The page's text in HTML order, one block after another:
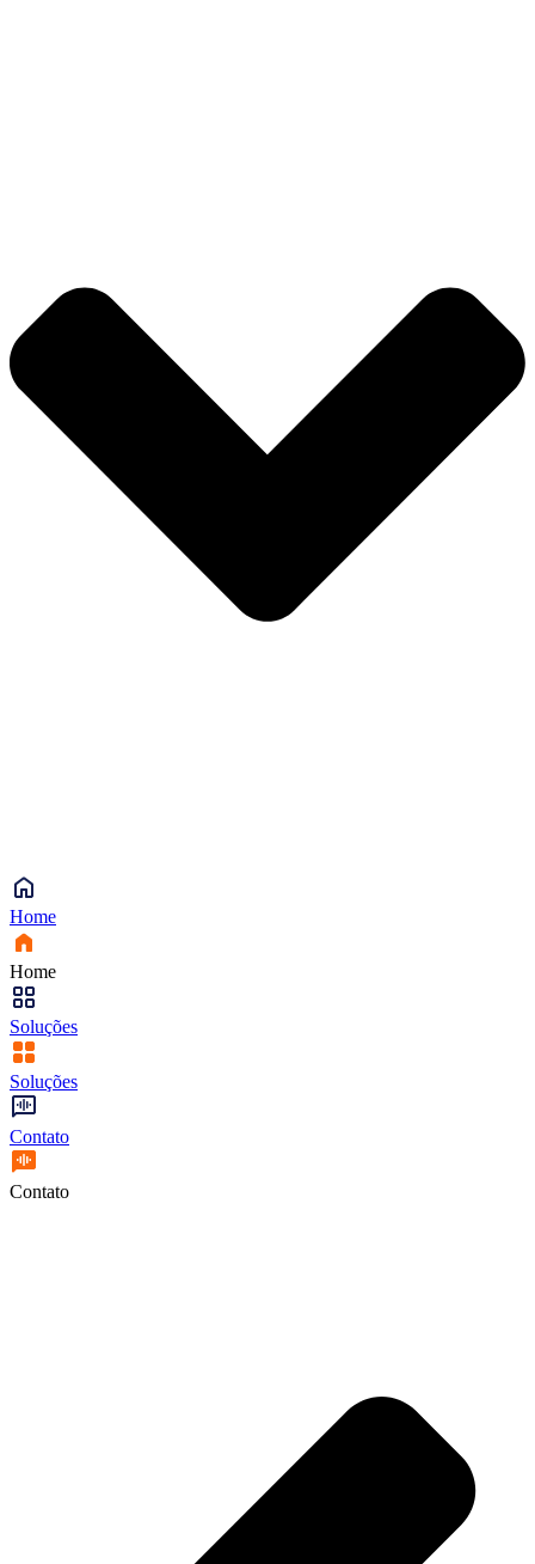
Home
Home
Soluções
Soluções
Contato
Contato